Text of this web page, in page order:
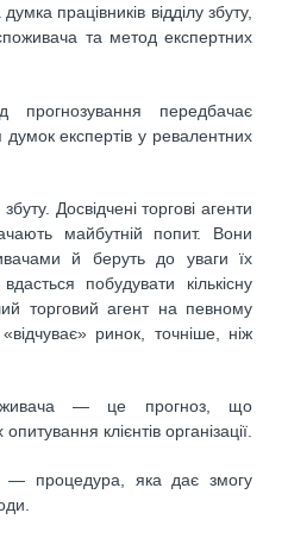
працівників відділу збуту,
та метод експертних
передбачає
експертів у ревалентних
Досвідчені торгові агенти
майбутній попит. Вони
й беруть до уваги їх
побудувати кількісну
торговий агент на певному
ринок, точніше, ніж
— це прогноз, що
клієнтів організації.
— процедура, яка дає змогу